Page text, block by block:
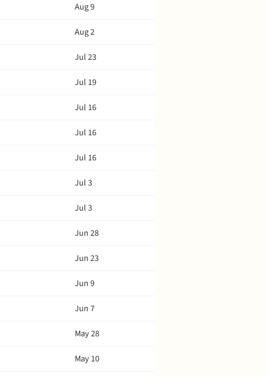
Aug 9
Aug 2
Jul 23
Jul 19
Jul 16
Jul 16
Jul 16
Jul 3
Jul 3
Jun 28
Jun 23
Jun 9
Jun 7
May 28
May 10